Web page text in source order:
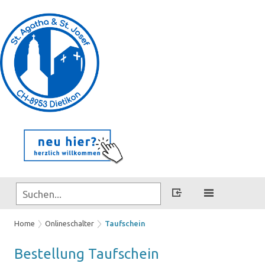
Home Onlineschalter Taufschein
Be­stel­lung Tauf­schein